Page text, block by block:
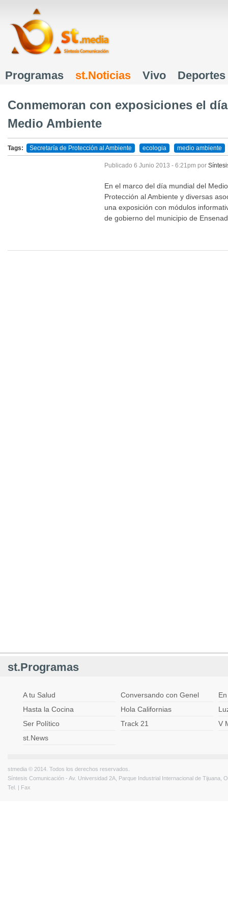
Menú principal
Programas st.Noticias Vivo Deportes
Conmemoran con exposiciones el
Medio Ambiente
Tags: Secretaría de Protección al Ambiente ecologia medio ambiente
Publicado 6 Junio 2013 - 6:21pm por
En el marco del día mundial del
Protección al Ambiente y diversas
una exposición con módulos
de gobierno del municipio de
st.Programas
A tu Salud Conversando con Genel
Hasta la Cocina
Hola Californias
Ser Político
Track 21
V
st.News
stmedia © 2014. Todos los derechos reservados.
Síntesis Comunicación - Av. Universidad 2A, Parque Industrial Internacional de Tijuana,
Tel. | Fax